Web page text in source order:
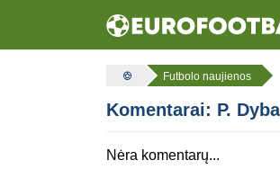
Futbolo naujienos
Komentarai: P.
Nėra komentarų...